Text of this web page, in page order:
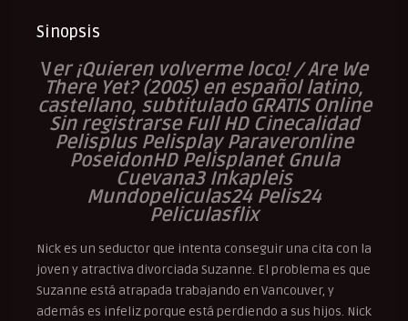
Sinopsis
Ver ¡Quieren volverme loco! / Are We
There Yet? (2005) en español latino,
castellano, subtitulado GRATIS Online
Sin registrarse Full HD Cinecalidad
Pelisplus Pelisplay Paraveronline
PoseidonHD Pelisplanet Gnula
Cuevana3 Inkapleis
Mundopeliculas24 Pelis24
Peliculasflix
Nick es un seductor que intenta conseguir una cita con la
joven y atractiva divorciada Suzanne. El problema es que
Suzanne está atrapada trabajando en Vancouver, y
además es infeliz porque está perdiendo a sus hijos. Nick